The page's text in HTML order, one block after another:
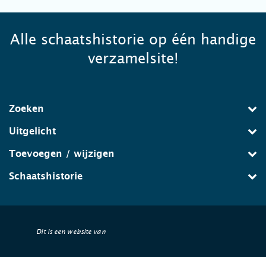
Alle schaatshistorie op één handige
verzamelsite!
Zoeken
Uitgelicht
Toevoegen / wijzigen
Schaatshistorie
Dit is een website van